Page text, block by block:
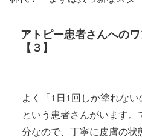
アトピー患者さんへの
【３】
よく「1日1回しか塗れない
という患者さんがいます
分なので、丁寧に皮膚の